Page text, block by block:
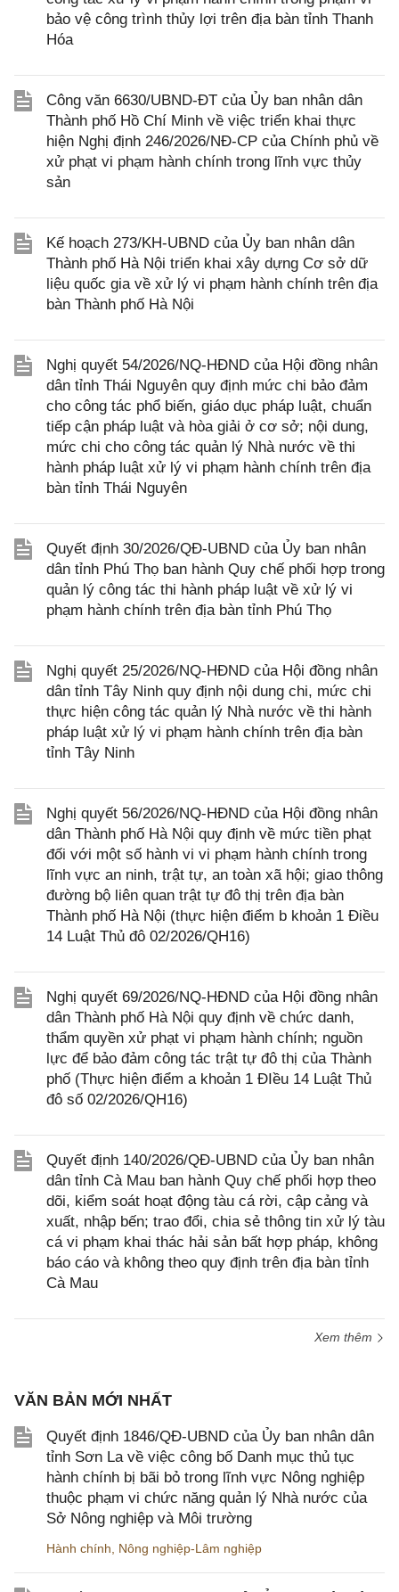
bảo vệ công trình thủy lợi trên địa bàn tỉnh Thanh
Hóa
Công văn 6630/UBND-ĐT của Ủy ban nhân dân
Thành phố Hồ Chí Minh về việc triển khai thực
hiện Nghị định 246/2026/NĐ-CP của Chính phủ về
xử phạt vi phạm hành chính trong lĩnh vực thủy
sản
Kế hoạch 273/KH-UBND của Ủy ban nhân dân
Thành phố Hà Nội triển khai xây dựng Cơ sở dữ
liệu quốc gia về xử lý vi phạm hành chính trên địa
bàn Thành phố Hà Nội
Nghị quyết 54/2026/NQ-HĐND của Hội đồng nhân
dân tỉnh Thái Nguyên quy định mức chi bảo đảm
cho công tác phổ biến, giáo dục pháp luật, chuẩn
tiếp cận pháp luật và hòa giải ở cơ sở; nội dung,
mức chi cho công tác quản lý Nhà nước về thi
hành pháp luật xử lý vi phạm hành chính trên địa
bàn tỉnh Thái Nguyên
Quyết định 30/2026/QĐ-UBND của Ủy ban nhân
dân tỉnh Phú Thọ ban hành Quy chế phối hợp trong
quản lý công tác thi hành pháp luật về xử lý vi
phạm hành chính trên địa bàn tỉnh Phú Thọ
Nghị quyết 25/2026/NQ-HĐND của Hội đồng nhân
dân tỉnh Tây Ninh quy định nội dung chi, mức chi
thực hiện công tác quản lý Nhà nước về thi hành
pháp luật xử lý vi phạm hành chính trên địa bàn
tỉnh Tây Ninh
Nghị quyết 56/2026/NQ-HĐND của Hội đồng nhân
dân Thành phố Hà Nội quy định về mức tiền phạt
đối với một số hành vi vi phạm hành chính trong
lĩnh vực an ninh, trật tự, an toàn xã hội; giao thông
đường bộ liên quan trật tự đô thị trên địa bàn
Thành phố Hà Nội (thực hiện điểm b khoản 1 Điều
14 Luật Thủ đô 02/2026/QH16)
Nghị quyết 69/2026/NQ-HĐND của Hội đồng nhân
dân Thành phố Hà Nội quy định về chức danh,
thẩm quyền xử phạt vi phạm hành chính; nguồn
lực để bảo đảm công tác trật tự đô thị của Thành
phố (Thực hiện điểm a khoản 1 ĐIều 14 Luật Thủ
đô số 02/2026/QH16)
Quyết định 140/2026/QĐ-UBND của Ủy ban nhân
dân tỉnh Cà Mau ban hành Quy chế phối hợp theo
dõi, kiểm soát hoạt động tàu cá rời, cập cảng và
xuất, nhập bến; trao đổi, chia sẻ thông tin xử lý tàu
cá vi phạm khai thác hải sản bất hợp pháp, không
báo cáo và không theo quy định trên địa bàn tỉnh
Cà Mau
Xem thêm
VĂN BẢN MỚI NHẤT
Quyết định 1846/QĐ-UBND của Ủy ban nhân dân
tỉnh Sơn La về việc công bố Danh mục thủ tục
hành chính bị bãi bỏ trong lĩnh vực Nông nghiệp
thuộc phạm vi chức năng quản lý Nhà nước của
Sở Nông nghiệp và Môi trường
Hành chính Nông nghiệp-Lâm nghiệp